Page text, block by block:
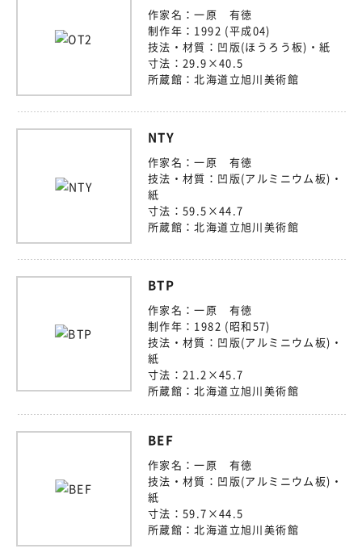
作家名：一原 有徳
制作年： 1992 (平成04)
技法・材質： 凹版(ほうろう板)・紙
寸法： 29.9×40.5
所蔵館：北海道立旭川美術館
NTY
作家名：一原 有徳
技法・材質： 凹版(アルミニウム板)・
紙
寸法： 59.5×44.7
所蔵館：北海道立旭川美術館
BTP
作家名：一原 有徳
制作年： 1982 (昭和57)
技法・材質： 凹版(アルミニウム板)・
紙
寸法： 21.2×45.7
所蔵館：北海道立旭川美術館
BEF
作家名：一原 有徳
技法・材質： 凹版(アルミニウム板)・
紙
寸法： 59.7×44.5
所蔵館：北海道立旭川美術館